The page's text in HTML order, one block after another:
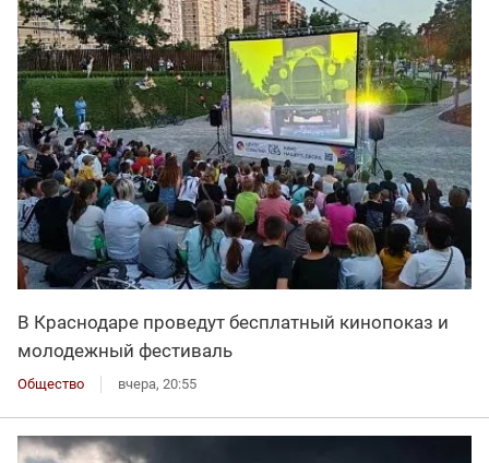
В Краснодаре проведут бесплатный кинопоказ и
молодежный фестиваль
Общество вчера, 20:55